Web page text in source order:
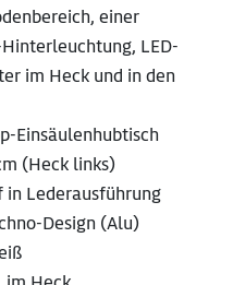
einer
LED-
im Heck und in den
Einsäulenhubtisch
(Heck links)
in Lederausführung
Design (Alu)